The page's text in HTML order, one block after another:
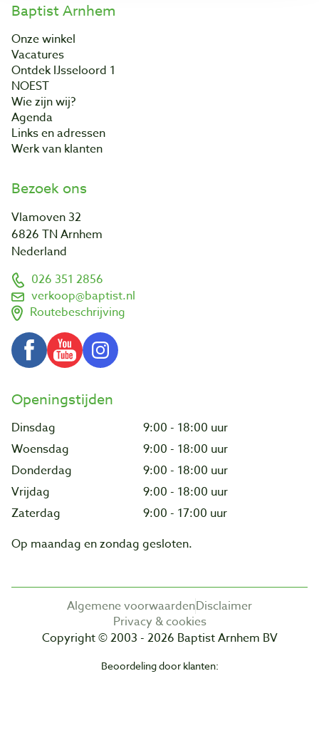
Baptist Arnhem
Onze winkel
Vacatures
Ontdek IJsseloord 1
NOEST
Wie zijn wij?
Agenda
Links en adressen
Werk van klanten
Bezoek ons
Vlamoven 32
6826 TN Arnhem
Nederland
026 351 2856
verkoop@baptist.nl
Routebeschrijving
Openingstijden
Dinsdag
9:00 - 18:00 uur
Woensdag
9:00 - 18:00 uur
Donderdag
9:00 - 18:00 uur
Vrijdag
9:00 - 18:00 uur
Zaterdag
9:00 - 17:00 uur
Op maandag en zondag gesloten.
Algemene voorwaardenDisclaimer
Privacy & cookies
Copyright © 2003 - 2026 Baptist Arnhem BV
Beoordeling door klanten: